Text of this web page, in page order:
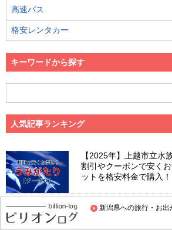
新潟県への旅行・お
高速バス
格安レンタカー
キーワードから探す
人気記事ランキング
【2025年】上越市立水
割引やクーポンで安く
ットを格安料金で購入！
【2023年-2024年】キ
やクーポンで安くお得